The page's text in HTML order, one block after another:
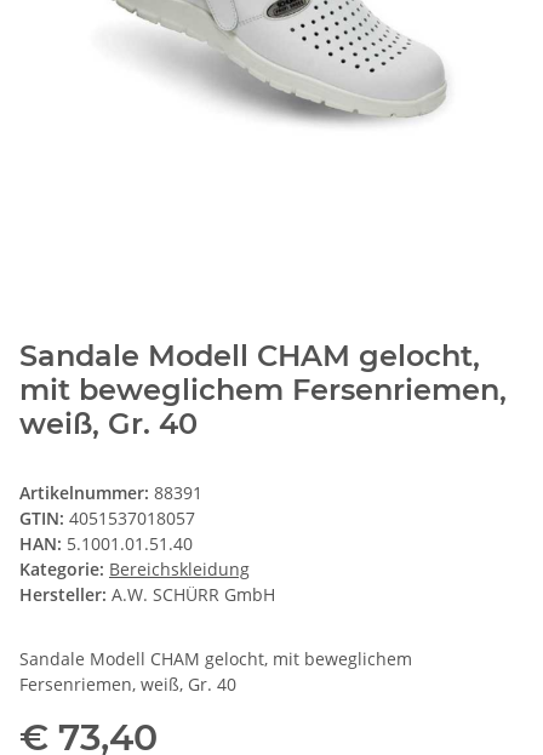
Sandale Modell CHAM gelocht,
mit beweglichem Fersenriemen,
weiß, Gr. 40
Artikelnummer: 88391
GTIN: 4051537018057
HAN: 5.1001.01.51.40
Kategorie: Bereichskleidung
Hersteller: A.W. SCHÜRR GmbH
Sandale Modell CHAM gelocht, mit beweglichem
Fersenriemen, weiß, Gr. 40
€ 73,40